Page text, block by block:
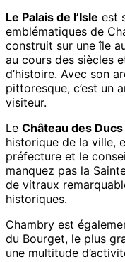
Le Palais de l’Isle est
emblématiques de
construit sur une île
au cours des siècles
d’histoire. Avec son
pittoresque, c’est un
visiteur.
Le Château des
historique de la ville,
préfecture et le
manquez pas la
de vitraux
historiques.
Chambry est
du Bourget, le plus
une multitude